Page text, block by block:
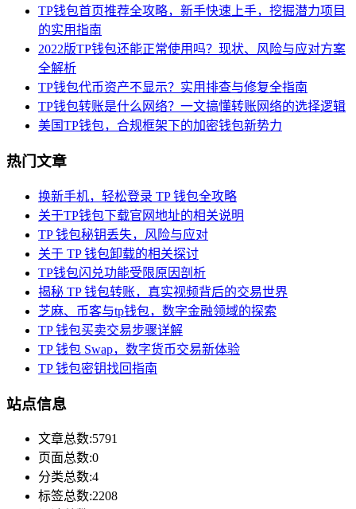
TP钱包首页推荐全攻略，新手快速上手，挖掘潜力项目
的实用指南
2022版TP钱包还能正常使用吗？现状、风险与应对方案
全解析
TP钱包代币资产不显示？实用排查与修复全指南
TP钱包转账是什么网络？一文搞懂转账网络的选择逻辑
美国TP钱包，合规框架下的加密钱包新势力
热门文章
换新手机，轻松登录 TP 钱包全攻略
关于TP钱包下载官网地址的相关说明
TP 钱包秘钥丢失，风险与应对
关于 TP 钱包卸载的相关探讨
TP钱包闪兑功能受限原因剖析
揭秘 TP 钱包转账，真实视频背后的交易世界
芝麻、币客与tp钱包，数字金融领域的探索
TP 钱包买卖交易步骤详解
TP 钱包 Swap，数字货币交易新体验
TP 钱包密钥找回指南
站点信息
文章总数:5791
页面总数:0
分类总数:4
标签总数:2208